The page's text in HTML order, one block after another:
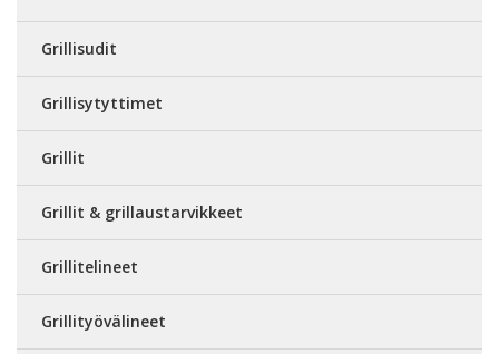
Grillisudit
Grillisytyttimet
Grillit
Grillit & grillaustarvikkeet
Grillitelineet
Grillityövälineet